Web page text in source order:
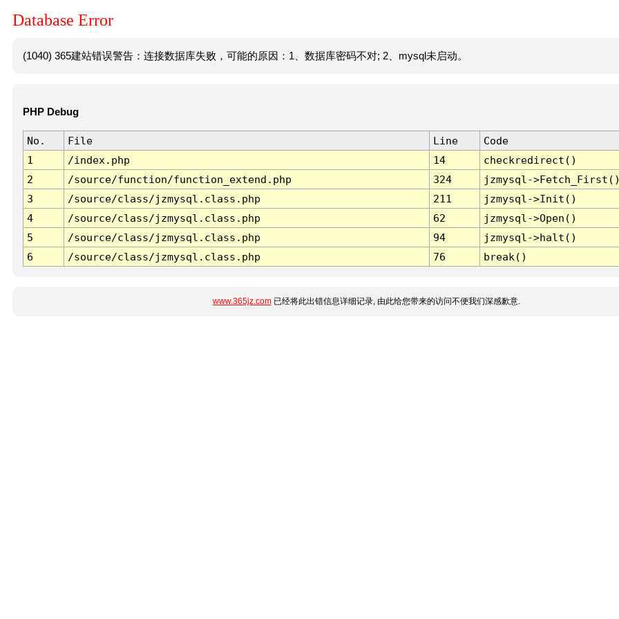
Database Error
(1040) 365建站错误警告：连接数据库失败，可能的原因：1、数据库密码不对; 2、mysql未启动。
PHP Debug
No. File Line
Code
1
/index.php 14
checkredirect()
2
/source/function/function_extend.php 324
jzmysql-
3
/source/class/jzmysql.class.php 211
jzmysql->Init()
4
/source/class/jzmysql.class.php 62
jzmysql->Open()
5
/source/class/jzmysql.class.php 94
jzmysql->halt()
6
/source/class/jzmysql.class.php 76 break()
www.365jz.com已经将此出错信息详细记录, 由此给您带来的访问不便我们深感歉意.